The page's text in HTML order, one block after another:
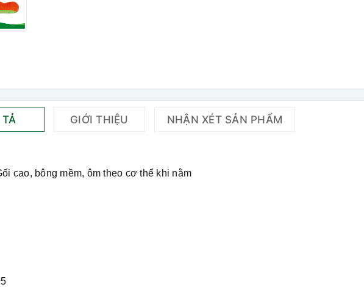
GIỚI THIỆU NHẬN XÉT SẢN PHẨM
cao, bông mềm, ôm theo cơ thể khi nằm